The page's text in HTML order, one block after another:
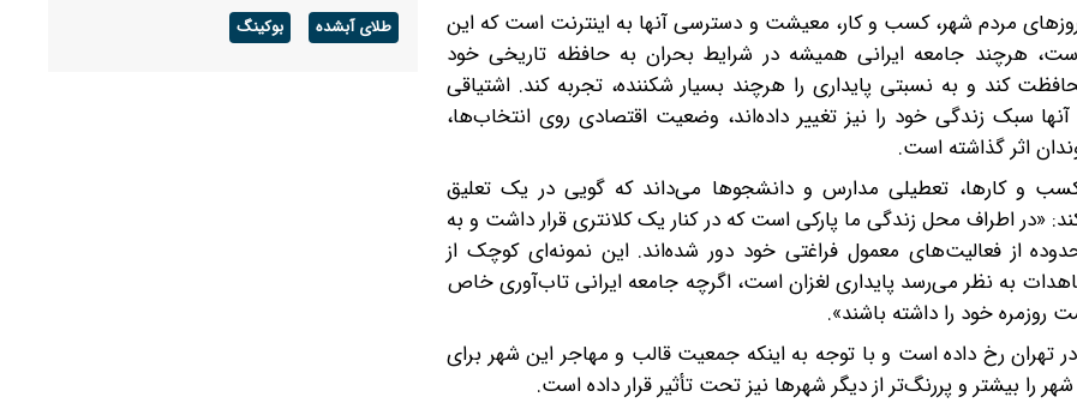
مردم شهر، کسب و کار، معیشت و دسترسی آنها به اینترنت است که این
هر‌چند‌ جامعه ایرانی همیشه در شرایط بحران به حافظه تاریخی خود
کند و به نسبتی پایداری را هرچند بسیار شکننده، تجربه کند. اشتیاقی
سبک زندگی خود را نیز تغییر داده‌اند، وضعیت اقتصادی روی انتخاب‌ها،
اثر گذاشته است.
کسب و کارها، تعطیلی مدارس و دانشجوها می‌داند که گویی در یک تعلیق
«در اطراف محل زندگی ما پارکی است که در کنار یک کلانتری قرار داشت و به
از فعالیت‌های معمول فراغتی خود دور شده‌اند. این نمونه‌ای کوچک از
به نظر می‌رسد پایداری لغزان است، اگرچه جامعه ایرانی تاب‌آوری خاص
خود را داشته باشند».
رخ داده است و با توجه به اینکه جمعیت قالب و مهاجر این شهر برای
بیشتر و پررنگ‌تر از دیگر شهرها نیز تحت تأثیر قرار داده است.
طلای آبشده بوکینگ